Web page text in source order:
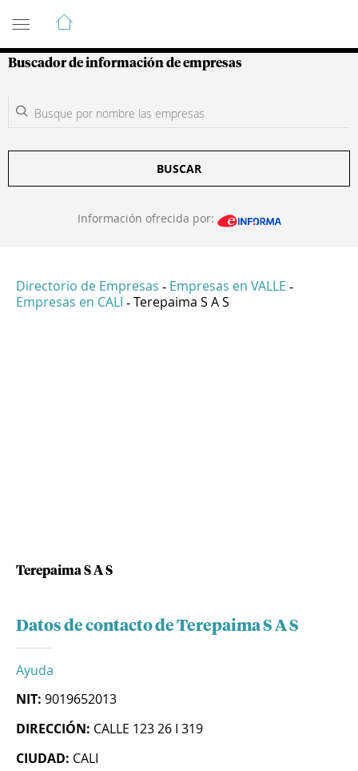
Guía de Empresas Colombianas
Buscador de información de empresas
BUSCAR
Información ofrecida por:
Directorio de Empresas - Empresas en VALLE -
Empresas en CALI - Terepaima S A S
Terepaima S A S
Datos de contacto de Terepaima S A S
Ayuda
NIT: 9019652013
DIRECCIÓN: CALLE 123 26 I 319
CIUDAD: CALI